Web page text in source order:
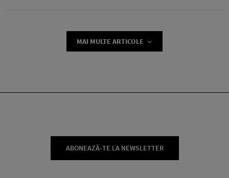
MAI MULTE ARTICOLE
ABONEAZĂ-TE LA NEWSLETTER